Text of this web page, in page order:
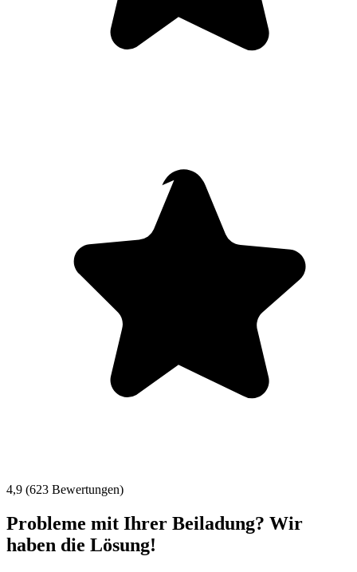
4,9 (623 Bewertungen)
Probleme mit Ihrer Beiladung? Wir
haben die Lösung!